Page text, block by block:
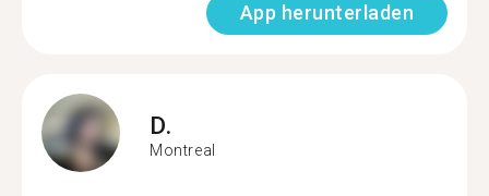
App herunterladen
D.
Montreal